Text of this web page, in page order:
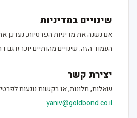
שינויים במדיניות
אם נשנה את מדיניות הפרטיות, נעדכן
העמוד הזה. שינויים מהותיים יוכרזו גם
יצירת קשר
שאלות, תלונות, או בקשות נוגעות
yaniv@goldbond.co.il